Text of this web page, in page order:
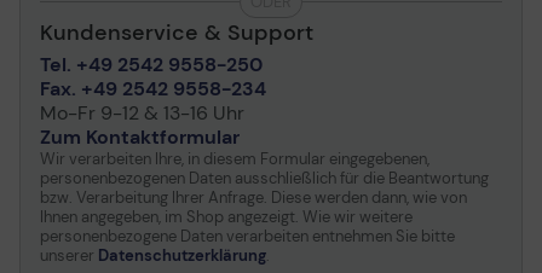
Kundenservice & Support
Tel. +49 2542 9558-250
Fax. +49 2542 9558-234
Mo-Fr 9-12 & 13-16 Uhr
Zum Kontaktformular
Wir verarbeiten Ihre, in diesem Formular eingegebenen,
personenbezogenen Daten ausschließlich für die Beantwortung
bzw. Verarbeitung Ihrer Anfrage. Diese werden dann, wie von
Ihnen angegeben, im Shop angezeigt. Wie wir weitere
personenbezogene Daten verarbeiten entnehmen Sie bitte
unserer Datenschutzerklärung.